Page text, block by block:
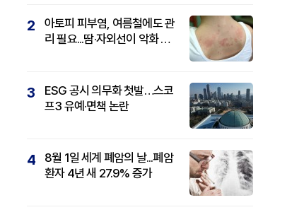
2
아토피 피부염, 여름철에도 관
리 필요...땀·자외선이 악화 요
3
ESG 공시 의무화 첫발…스코
프3 유예·면책 논란
4
8월 1일 세계 폐암의 날...폐암
환자 4년 새 27.9% 증가